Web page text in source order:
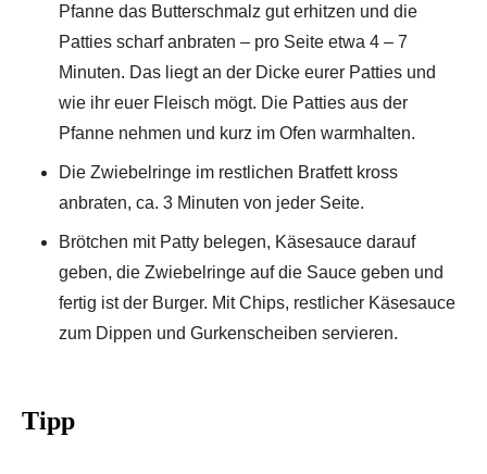
Pfanne das Butterschmalz gut erhitzen und die
Patties scharf anbraten – pro Seite etwa 4 – 7
Minuten. Das liegt an der Dicke eurer Patties und
wie ihr euer Fleisch mögt. Die Patties aus der
Pfanne nehmen und kurz im Ofen warmhalten.
Die Zwiebelringe im restlichen Bratfett kross
anbraten, ca. 3 Minuten von jeder Seite.
Brötchen mit Patty belegen, Käsesauce darauf
geben, die Zwiebelringe auf die Sauce geben und
fertig ist der Burger. Mit Chips, restlicher Käsesauce
zum Dippen und Gurkenscheiben servieren.
Tipp